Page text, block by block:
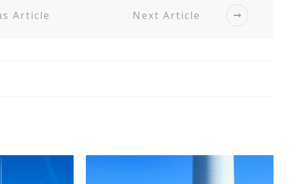
Article Next Article